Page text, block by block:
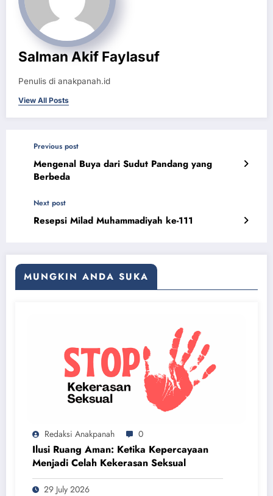
Salman Akif Faylasuf
Penulis di anakpanah.id
View All Posts
Previous post
Mengenal Buya dari Sudut Pandang yang
Berbeda
Next post
Resepsi Milad Muhammadiyah ke-111
MUNGKIN ANDA SUKA
Redaksi Anakpanah 0
Ilusi Ruang Aman: Ketika Kepercayaan
Menjadi Celah Kekerasan Seksual
29 July 2026